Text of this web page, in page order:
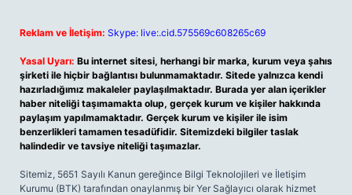
Reklam ve İletişim: Skype: live:.cid.575569c608265c69
Yasal Uyarı: Bu internet sitesi, herhangi bir marka, kurum veya şahıs
şirketi ile hiçbir bağlantısı bulunmamaktadır. Sitede yalnızca kendi
hazırladığımız makaleler paylaşılmaktadır. Burada yer alan içerikler
haber niteliği taşımamakta olup, gerçek kurum ve kişiler hakkında
paylaşım yapılmamaktadır. Gerçek kurum ve kişiler ile isim
benzerlikleri tamamen tesadüfidir. Sitemizdeki bilgiler taslak
halindedir ve tavsiye niteliği taşımazlar.
Sitemiz, 5651 Sayılı Kanun gereğince Bilgi Teknolojileri ve İletişim
Kurumu (BTK) tarafından onaylanmış bir Yer Sağlayıcı olarak hizmet